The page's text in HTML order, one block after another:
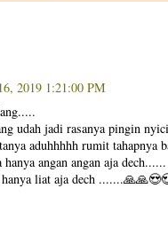
2019 1:21:00 PM
udah jadi rasanya pingin
aduhhhhh rumit tahapnya
angan angan aja dech......
liat aja dech